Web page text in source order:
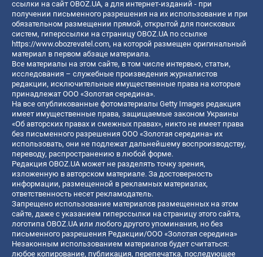
ссылки на сайт OBOZ.UA, а для интернет-изданий - при
получении письменного разрешения на их использование и при
обязательном размещении прямой, открытой для поисковых
систем, гиперссылки на страницу OBOZ.UA по ссылке
https://www.obozrevatel.com, на которой размещен оригинальный
материал в первом абзаце материала.
Все материалы на этом сайте, в том числе интервью, статьи,
исследования – служебные произведения журналистов
редакции, исключительные имущественные права на которые
принадлежат ООО «Золотая середина».
На все опубликованные фотоматериалы Getty Images редакция
имеет имущественные права, защищаемые законом Украины
«Об авторских правах и смежных правах», никто не имеет права
без письменного разрешения ООО «Золотая середина» их
использовать, они не подлежат дальнейшему воспроизводству,
переводу, распространению в любой форме.
Редакция OBOZ.UA может не разделять точку зрения,
изложенную в авторском материале. За достоверность
информации, размещенной в рекламных материалах,
ответственность несет рекламодатель.
Запрещено использование материалов размещенных на этом
сайте, даже с указанием гиперссылки на страницу этого сайта,
логотипа OBOZ.UA или любого другого упоминания, но без
письменного разрешения Редакции/ООО «Золотая середина»
Незаконным использованием материалов будет считаться:
любое копирование, публикация, перепечатка, последующее